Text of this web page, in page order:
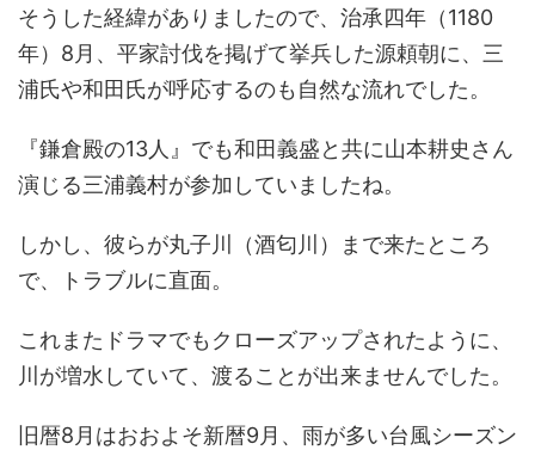
そうした経緯がありましたので、治承四年（1180
年）8月、平家討伐を掲げて挙兵した源頼朝に、三
浦氏や和田氏が呼応するのも自然な流れでした。
『鎌倉殿の13人』でも和田義盛と共に山本耕史さん
演じる三浦義村が参加していましたね。
しかし、彼らが丸子川（酒匂川）まで来たところ
で、トラブルに直面。
これまたドラマでもクローズアップされたように、
川が増水していて、渡ることが出来ませんでした。
旧暦8月はおおよそ新暦9月、雨が多い台風シーズン